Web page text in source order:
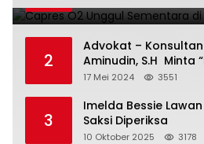
2
Advokat –
Aminudin, S.H Minta
Tuntaskan Kasus
17 Mei 2024 3551
3
Imelda Bessie
Saksi Diperiksa
10 Oktober 2025 3178